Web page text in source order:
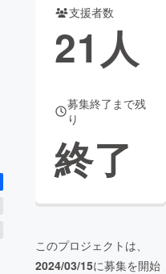
CAMPFIRE Creation
コミュニティ
支援者数
21 人
募集終了まで残
り
終了
このプロジェクトは、
2024/03/15に募集を開始